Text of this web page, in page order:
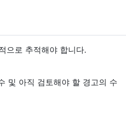
으로 추적해야 합니다.
및 아직 검토해야 할 경고의 수